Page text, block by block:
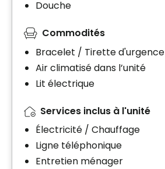
Douche
Commodités
Bracelet / Tirette d'urgence
Air climatisé dans l’unité
Lit électrique
Services inclus à l'unité
Électricité / Chauffage
Ligne téléphonique
Entretien ménager